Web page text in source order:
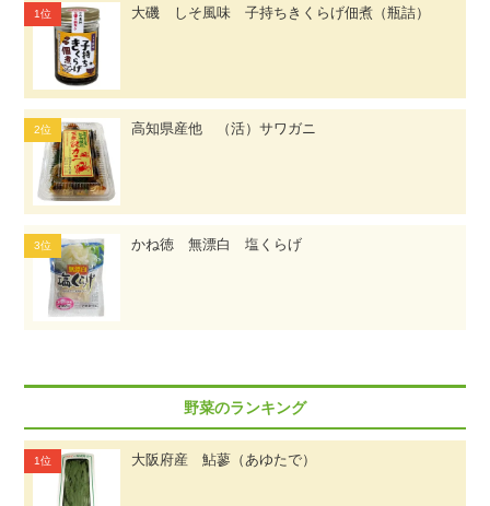
大磯 しそ風味 子持ちきくらげ佃煮（瓶詰）
高知県産他 （活）サワガニ
かね徳 無漂白 塩くらげ
野菜のランキング
大阪府産 鮎蓼（あゆたで）